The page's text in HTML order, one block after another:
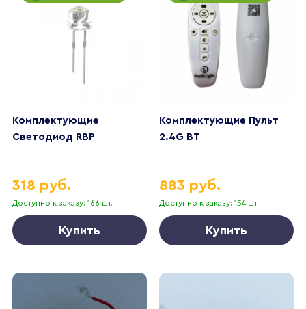
Комплектующие
Светодиод RBP
Доступно к заказу: 166 шт.
318 руб.
Купить
Комплектующие Пульт
2.4G BT
Доступно к заказу: 154 шт.
883 руб.
Купить